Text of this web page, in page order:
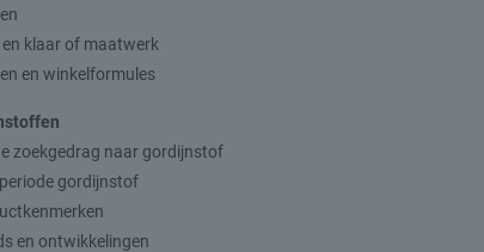
klaar of maatwerk
en winkelformules
zoekgedrag naar gordijnstof
gordijnstof
en ontwikkelingen